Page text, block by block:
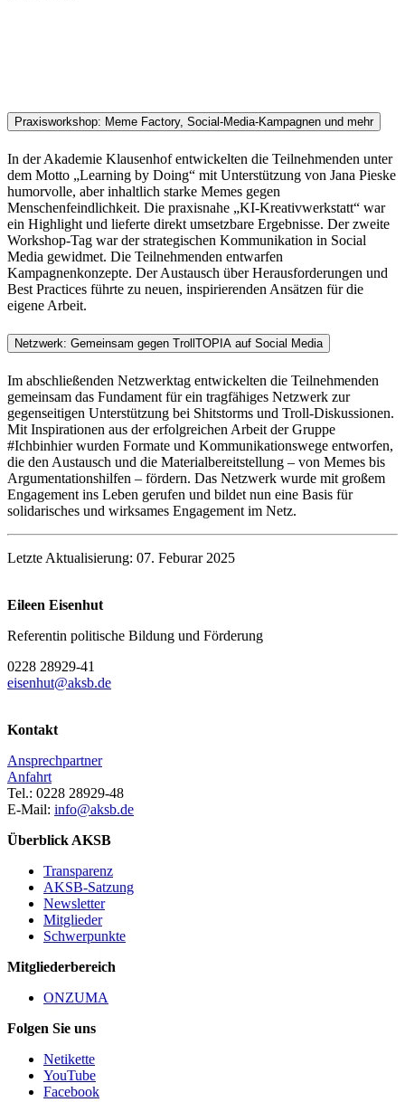
Praxisworkshop: Meme Factory, Social-Media-Kampagnen und mehr
In der Akademie Klausenhof entwickelten die Teilnehmenden unter
dem Motto „Learning by Doing“ mit Unterstützung von Jana Pieske
humorvolle, aber inhaltlich starke Memes gegen
Menschenfeindlichkeit. Die praxisnahe „KI-Kreativwerkstatt“ war
ein Highlight und lieferte direkt umsetzbare Ergebnisse. Der zweite
Workshop-Tag war der strategischen Kommunikation in Social
Media gewidmet. Die Teilnehmenden entwarfen
Kampagnenkonzepte. Der Austausch über Herausforderungen und
Best Practices führte zu neuen, inspirierenden Ansätzen für die
eigene Arbeit.
Netzwerk: Gemeinsam gegen TrollTOPIA auf Social Media
Im abschließenden Netzwerktag entwickelten die Teilnehmenden
gemeinsam das Fundament für ein tragfähiges Netzwerk zur
gegenseitigen Unterstützung bei Shitstorms und Troll-Diskussionen.
Mit Inspirationen aus der erfolgreichen Arbeit der Gruppe
#Ichbinhier wurden Formate und Kommunikationswege entworfen,
die den Austausch und die Materialbereitstellung – von Memes bis
Argumentationshilfen – fördern. Das Netzwerk wurde mit großem
Engagement ins Leben gerufen und bildet nun eine Basis für
solidarisches und wirksames Engagement im Netz.
Letzte Aktualisierung: 07. Feburar 2025
Eileen Eisenhut
Referentin politische Bildung und Förderung
0228 28929-41
eisenhut@aksb.de
Kontakt
Ansprechpartner
Anfahrt
Tel.: 0228 28929-48
E-Mail: info@aksb.de
Überblick AKSB
Transparenz
AKSB-Satzung
Newsletter
Mitglieder
Schwerpunkte
Mitgliederbereich
ONZUMA
Folgen Sie uns
Netikette
YouTube
Facebook